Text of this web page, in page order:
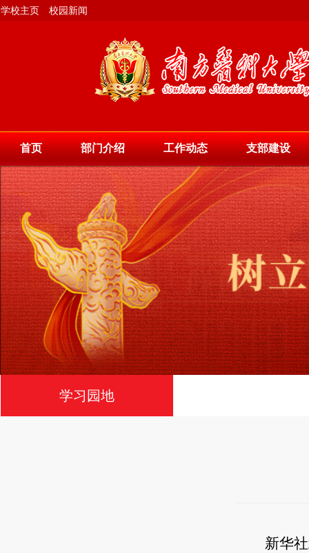
学校主页 校园新闻
首页 部门介绍 工作动态 支部建设
学习园地
新华